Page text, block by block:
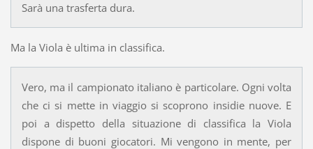
Sarà una trasferta dura.
Ma la Viola è ultima in classifica.
Vero, ma il campionato italiano è particolare. Ogni volta
che ci si mette in viaggio si scoprono insidie nuove. E
poi a dispetto della situazione di classifica la Viola
dispone di buoni giocatori. Mi vengono in mente, per